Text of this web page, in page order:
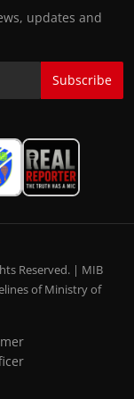
updates and
Subscribe
Reserved. | MIB
of Ministry of